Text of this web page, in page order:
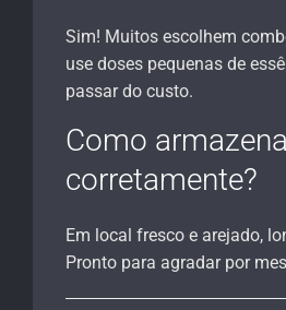
Sim! Muitos escolhem
use doses pequenas de
passar do custo.
Como
corretamente?
Em local fresco e arejado,
Pronto para agradar por